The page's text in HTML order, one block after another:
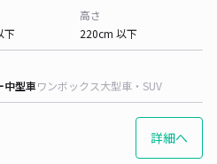
下
高さ
220cm 以下
中型車ワンボックス大型車・SUV
詳細へ